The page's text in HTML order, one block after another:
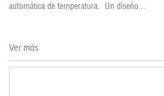
automática de temperatura. Un diseño...
Ver más